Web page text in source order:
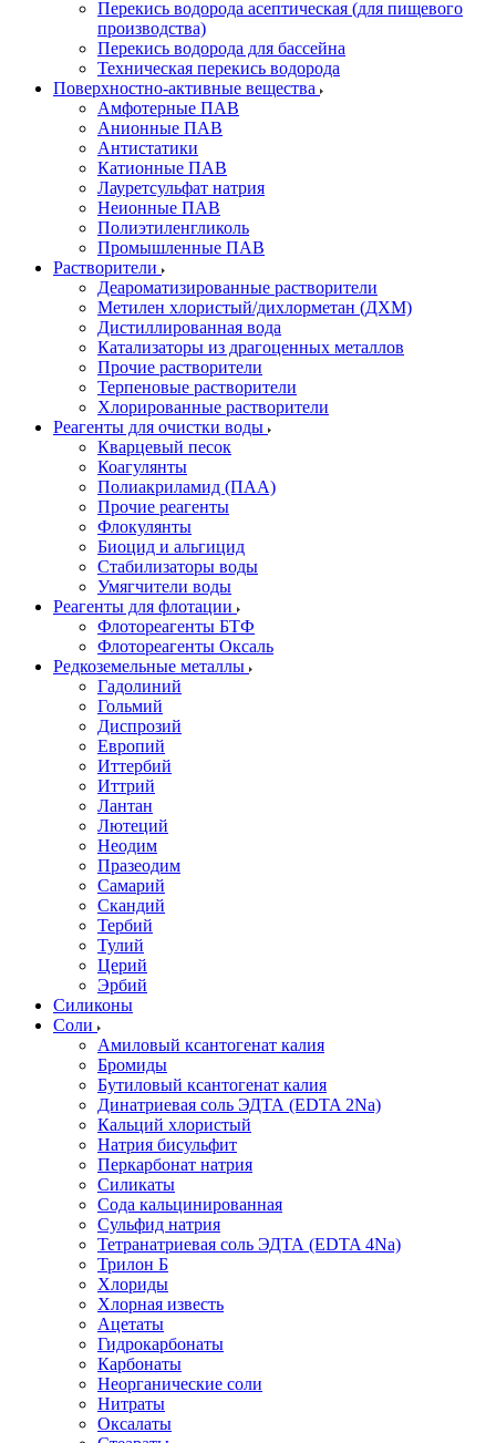
Перекись водорода асептическая (для пищевого
производства)
Перекись водорода для бассейна
Техническая перекись водорода
Поверхностно-активные вещества
Амфотерные ПАВ
Анионные ПАВ
Антистатики
Катионные ПАВ
Лауретсульфат натрия
Неионные ПАВ
Полиэтиленгликоль
Промышленные ПАВ
Растворители
Деароматизированные растворители
Метилен хлористый/дихлорметан (ДХМ)
Дистиллированная вода
Катализаторы из драгоценных металлов
Прочие растворители
Терпеновые растворители
Хлорированные растворители
Реагенты для очистки воды
Кварцевый песок
Коагулянты
Полиакриламид (ПАА)
Прочие реагенты
Флокулянты
Биоцид и альгицид
Стабилизаторы воды
Умягчители воды
Реагенты для флотации
Флотореагенты БТФ
Флотореагенты Оксаль
Редкоземельные металлы
Гадолиний
Гольмий
Диспрозий
Европий
Иттербий
Иттрий
Лантан
Лютеций
Неодим
Празеодим
Самарий
Скандий
Тербий
Тулий
Церий
Эрбий
Силиконы
Соли
Амиловый ксантогенат калия
Бромиды
Бутиловый ксантогенат калия
Динатриевая соль ЭДТА (EDTA 2Na)
Кальций хлористый
Натрия бисульфит
Перкарбонат натрия
Силикаты
Сода кальцинированная
Сульфид натрия
Тетранатриевая соль ЭДТА (EDTA 4Na)
Трилон Б
Хлориды
Хлорная известь
Ацетаты
Гидрокарбонаты
Карбонаты
Неорганические соли
Нитраты
Оксалаты